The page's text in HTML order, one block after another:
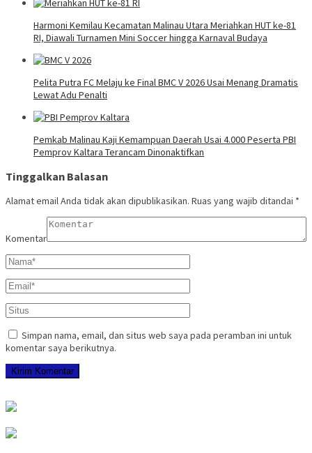
Harmoni Kemilau Kecamatan Malinau Utara Meriahkan HUT ke-81
RI, Diawali Turnamen Mini Soccer hingga Karnaval Budaya
Pelita Putra FC Melaju ke Final BMC V 2026 Usai Menang Dramatis
Lewat Adu Penalti
Pemkab Malinau Kaji Kemampuan Daerah Usai 4.000 Peserta PBI
Pemprov Kaltara Terancam Dinonaktifkan
Tinggalkan Balasan
Alamat email Anda tidak akan dipublikasikan. Ruas yang wajib ditandai *
Komentar
Simpan nama, email, dan situs web saya pada peramban ini untuk
komentar saya berikutnya.